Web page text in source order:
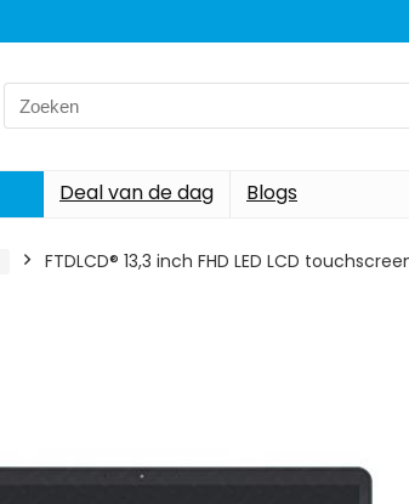
Search
for:
Deal van de dag Blogs
FTDLCD® 13,3 inch FHD LED LCD